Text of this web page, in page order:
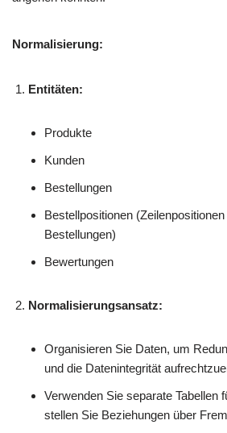
Normalisierung:
Entitäten:
Produkte
Kunden
Bestellungen
Bestellpositionen
Bestellungen)
Bewertungen
Normalisierungsansatz:
Organisieren Sie Daten, um
und die Datenintegrität
Verwenden Sie separate Tabellen
stellen Sie Beziehungen über